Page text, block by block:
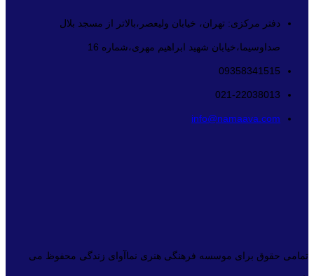
دفتر مرکزی: تهران، خیابان ولیعصر،بالاتر از مسجد بلال
صداوسیما،خیابان شهید ابراهیم مهری،شماره 16
09358341515
021-22038013
info@namaava.com
تمامی حقوق برای موسسه فرهنگی هنری نماآوای زندگی محفوظ می